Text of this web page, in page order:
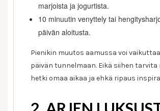
marjoista ja jogurtista.
10 minuutin venyttely tai
päivän aloitusta.
Pienikin muutos aamussa voi
päivän tunnelmaan. Eikä siihen tarvita
hetki omaa aikaa ja ehkä ripaus